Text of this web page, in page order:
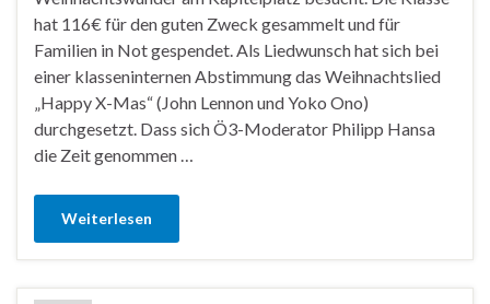
hat 116€ für den guten Zweck gesammelt und für
Familien in Not gespendet. Als Liedwunsch hat sich bei
einer klasseninternen Abstimmung das Weihnachtslied
„Happy X-Mas“ (John Lennon und Yoko Ono)
durchgesetzt. Dass sich Ö3-Moderator Philipp Hansa
die Zeit genommen …
Weiterlesen